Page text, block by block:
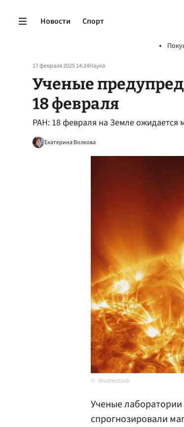
Новости Спорт
17 февраля 2025 14:24Наука
Ученые
18 февраля
РАН: 18 февраля на Земле ожидается
Екатерина Волкова
Shutterstock
Ученые
спрогнозировали